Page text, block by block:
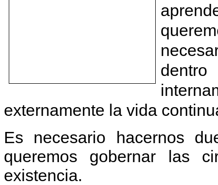
externamente la vida
Es necesario hacernos
queremos gobernar las
existencia.